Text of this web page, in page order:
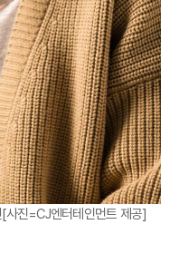
사진=CJ엔터테인먼트 제공]